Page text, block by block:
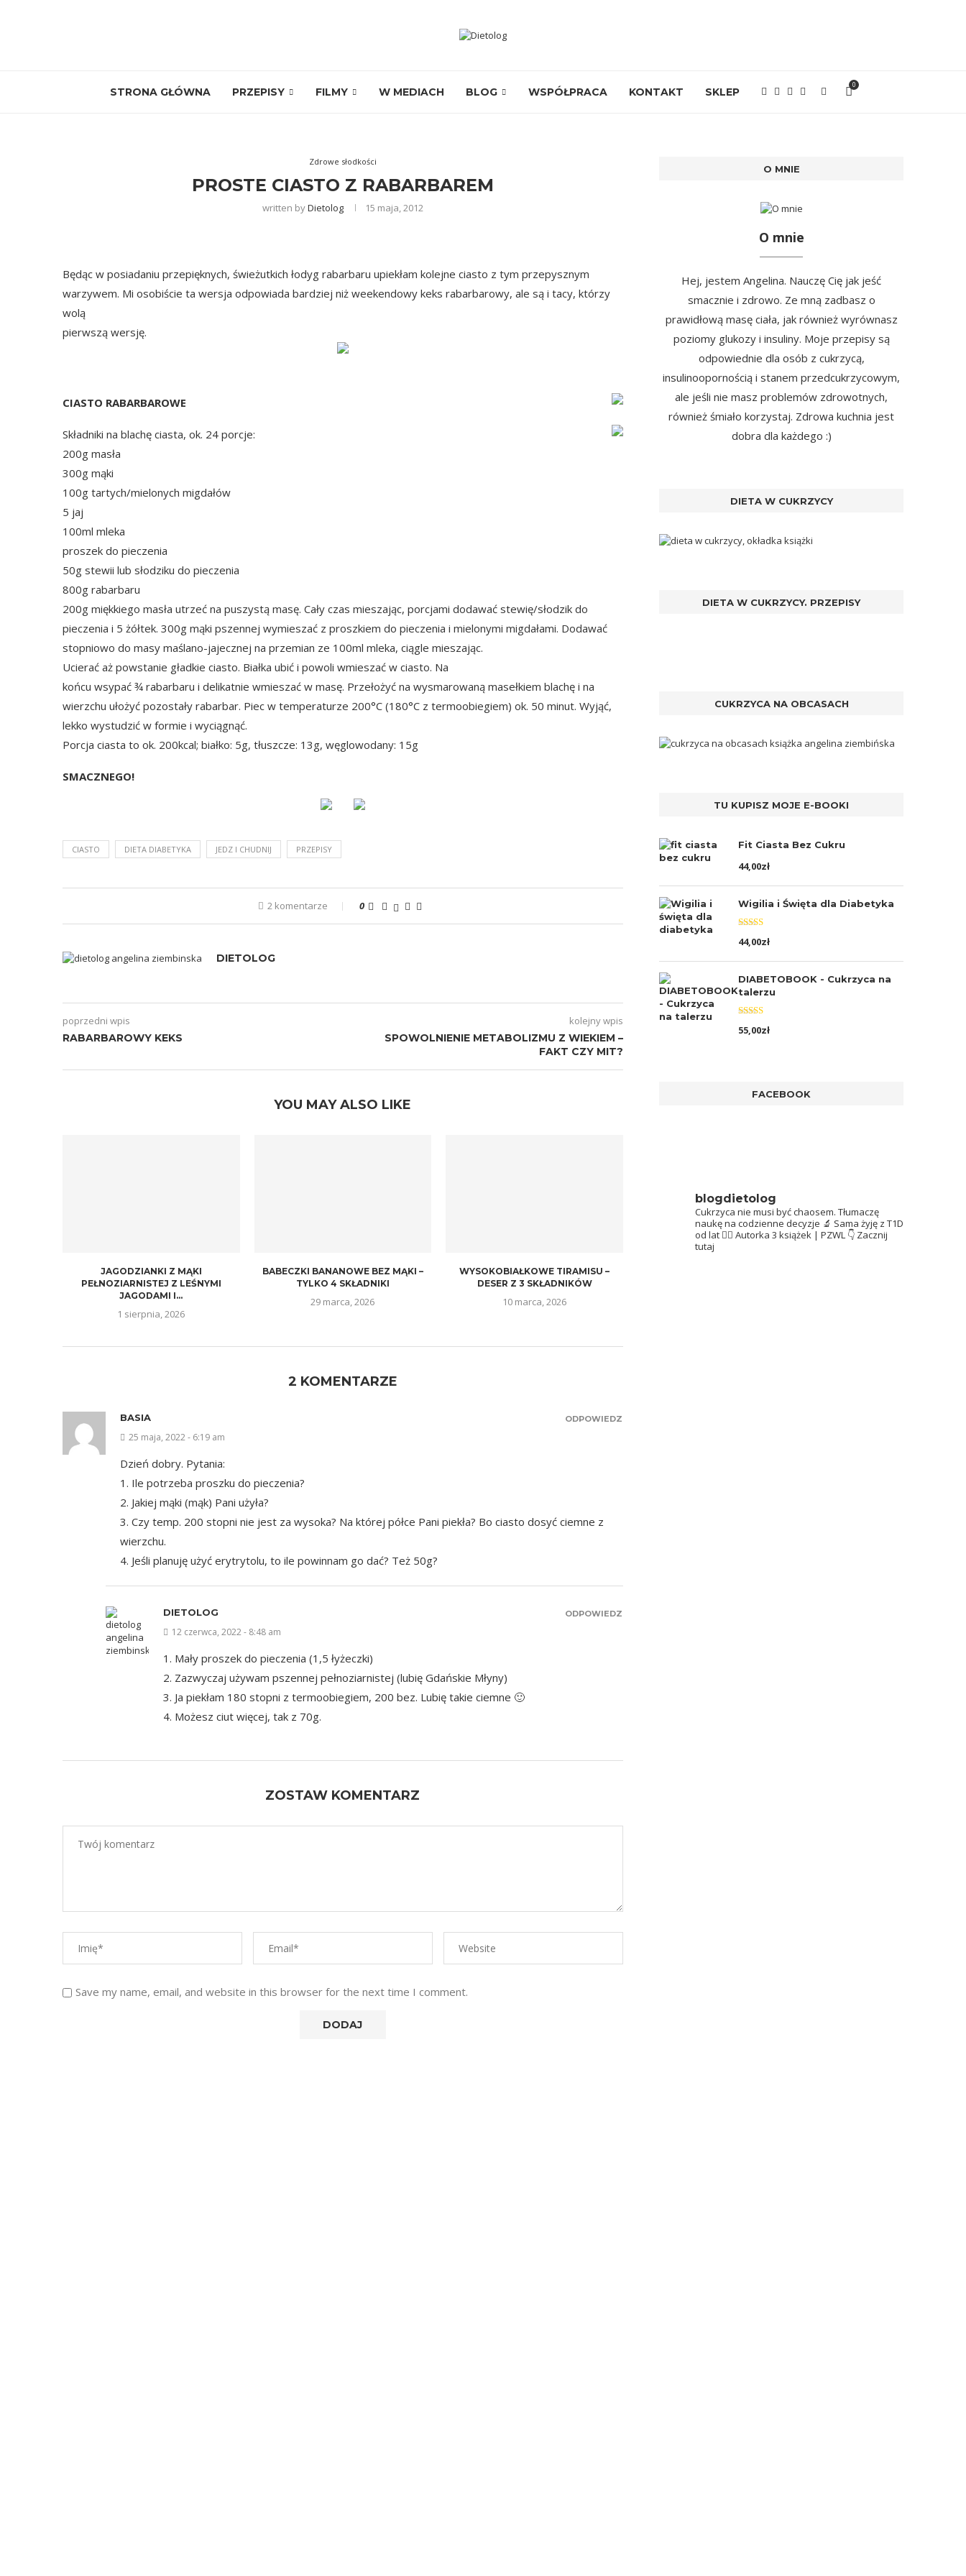
STRONA GŁÓWNA PRZEPISY FILMY W MEDIACH BLOG WSPÓŁPRACA KONTAKT SKLEP
0
Zdrowe słodkości
PROSTE CIASTO Z RABARBAREM
written byDietolog 15 maja, 2012
Będąc w posiadaniu przepięknych, świeżutkich łodyg rabarbaru upiekłam kolejne ciasto z tym przepysznym
warzywem. Mi osobiście ta wersja odpowiada bardziej niż weekendowy keks rabarbarowy, ale są i tacy, którzy
wolą
pierwszą wersję.
CIASTO RABARBAROWE
Składniki na blachę ciasta, ok. 24 porcje:
200g masła
300g mąki
100g tartych/mielonych migdałów
5 jaj
100ml mleka
proszek do pieczenia
50g stewii lub słodziku do pieczenia
800g rabarbaru
200g miękkiego masła utrzeć na puszystą masę. Cały czas mieszając, porcjami dodawać stewię/słodzik do
pieczenia i 5 żółtek. 300g mąki pszennej wymieszać z proszkiem do pieczenia i mielonymi migdałami. Dodawać
stopniowo do masy maślano-jajecznej na przemian ze 100ml mleka, ciągle mieszając.
Ucierać aż powstanie gładkie ciasto. Białka ubić i powoli wmieszać w ciasto. Na
końcu wsypać ¾ rabarbaru i delikatnie wmieszać w masę. Przełożyć na wysmarowaną masełkiem blachę i na
wierzchu ułożyć pozostały rabarbar. Piec w temperaturze 200°C (180°C z termoobiegiem) ok. 50 minut. Wyjąć,
lekko wystudzić w formie i wyciągnąć.
Porcja ciasta to ok. 200kcal; białko: 5g, tłuszcze: 13g, węglowodany: 15g
SMACZNEGO!
CIASTO DIETA DIABETYKA JEDZ I CHUDNIJ PRZEPISY
2 komentarze 0
DIETOLOG
poprzedni wpis
RABARBAROWY KEKS
kolejny wpis
SPOWOLNIENIE METABOLIZMU Z WIEKIEM –
FAKT CZY MIT?
YOU MAY ALSO LIKE
JAGODZIANKI Z MĄKI
PEŁNOZIARNISTEJ Z LEŚNYMI
JAGODAMI I...
1 sierpnia, 2026
BABECZKI BANANOWE BEZ MĄKI –
TYLKO 4 SKŁADNIKI
29 marca, 2026
WYSOKOBIAŁKOWE TIRAMISU –
DESER Z 3 SKŁADNIKÓW
10 marca, 2026
2 KOMENTARZE
BASIA
25 maja, 2022 - 6:19 am
Dzień dobry. Pytania:
1. Ile potrzeba proszku do pieczenia?
2. Jakiej mąki (mąk) Pani użyła?
3. Czy temp. 200 stopni nie jest za wysoka? Na której półce Pani piekła? Bo ciasto dosyć ciemne z
wierzchu.
4. Jeśli planuję użyć erytrytolu, to ile powinnam go dać? Też 50g?
ODPOWIEDZ
DIETOLOG
12 czerwca, 2022 - 8:48 am
1. Mały proszek do pieczenia (1,5 łyżeczki)
2. Zazwyczaj używam pszennej pełnoziarnistej (lubię Gdańskie Młyny)
3. Ja piekłam 180 stopni z termoobiegiem, 200 bez. Lubię takie ciemne 🙂
4. Możesz ciut więcej, tak z 70g.
ODPOWIEDZ
ZOSTAW KOMENTARZ
Save my name, email, and website in this browser for the next time I comment.
O MNIE
O mnie
Hej, jestem Angelina. Nauczę Cię jak jeść
smacznie i zdrowo. Ze mną zadbasz o
prawidłową masę ciała, jak również wyrównasz
poziomy glukozy i insuliny. Moje przepisy są
odpowiednie dla osób z cukrzycą,
insulinoopornością i stanem przedcukrzycowym,
ale jeśli nie masz problemów zdrowotnych,
również śmiało korzystaj. Zdrowa kuchnia jest
dobra dla każdego :)
DIETA W CUKRZYCY
DIETA W CUKRZYCY. PRZEPISY
CUKRZYCA NA OBCASACH
TU KUPISZ MOJE E-BOOKI
Fit Ciasta Bez Cukru
44,00zł
Wigilia i Święta dla Diabetyka
Oceniono
5.00na 5
44,00zł
DIABETOBOOK - Cukrzyca na
talerzu
Oceniono
5.00na 5
55,00zł
FACEBOOK
blogdietolog
Cukrzyca nie musi być chaosem. Tłumaczę
naukę na codzienne decyzje 🔬 Sama żyję z T1D
od lat 👩‍⚕️ Autorka 3 książek | PZWL 👇 Zacznij
tutaj